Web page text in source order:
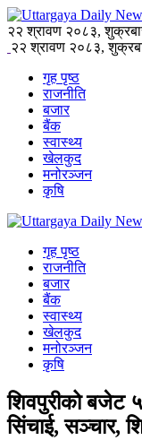
२२ श्रावण २०८३,
२२ श्रावण २०८३,
गृह पृष्ठ
राजनीति
बजार
बैंक
स्वास्थ्य
खेलकुद
मनोरञ्जन
कृषि
गृह पृष्ठ
राजनीति
बजार
बैंक
स्वास्थ्य
खेलकुद
मनोरञ्जन
कृषि
शिवपुरीको बजेट
सिंचाई, सञ्चार,